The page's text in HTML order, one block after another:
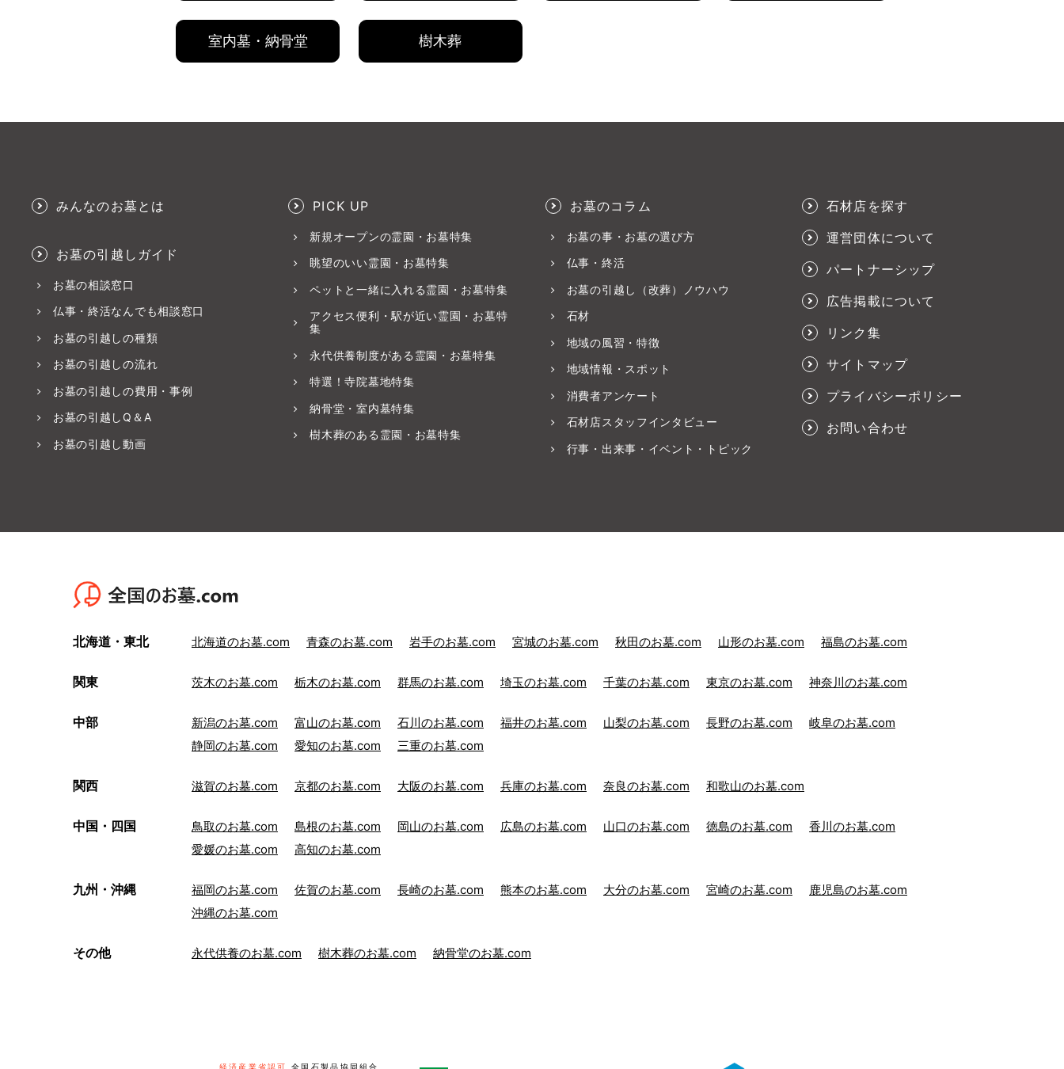
室内墓・納骨堂 樹木葬
みんなのお墓とは
お墓の引越しガイド
お墓の相談窓口
仏事・終活なんでも相談窓口
お墓の引越しの種類
お墓の引越しの流れ
お墓の引越しの費用・事例
お墓の引越しQ＆A
お墓の引越し動画
PICK UP
新規オープンの霊園・お墓特集
眺望のいい霊園・お墓特集
ペットと一緒に入れる霊園・お墓特集
アクセス便利・駅が近い霊園・お墓特
集
永代供養制度がある霊園・お墓特集
特選！寺院墓地特集
納骨堂・室内墓特集
樹木葬のある霊園・お墓特集
お墓のコラム
お墓の事・お墓の選び方
仏事・終活
お墓の引越し（改葬）ノウハウ
石材
地域の風習・特徴
地域情報・スポット
消費者アンケート
石材店スタッフインタビュー
行事・出来事・イベント・トピック
石材店を探す
運営団体について
パートナーシップ
広告掲載について
リンク集
サイトマップ
プライバシーポリシー
お問い合わせ
北海道・東北 北海道のお墓.com 青森のお墓.com 岩手のお墓.com 宮城のお墓.com 秋田のお墓.com 山形のお墓.com 福島のお墓.com
関東 茨木のお墓.com 栃木のお墓.com 群馬のお墓.com 埼玉のお墓.com 千葉のお墓.com 東京のお墓.com 神奈川のお墓.com
中部 新潟のお墓.com 富山のお墓.com 石川のお墓.com 福井のお墓.com 山梨のお墓.com 長野のお墓.com
岐阜のお墓.com
静岡のお墓.com
愛知のお墓.com 三重のお墓.com
関西 滋賀のお墓.com 京都のお墓.com 大阪のお墓.com 兵庫のお墓.com 奈良のお墓.com 和歌山のお墓.com
中国・四国 鳥取のお墓.com 島根のお墓.com 岡山のお墓.com 広島のお墓.com 山口のお墓.com 徳島のお墓.com
香川のお墓.com
愛媛のお墓.com
高知のお墓.com
九州・沖縄 福岡のお墓.com 佐賀のお墓.com 長崎のお墓.com 熊本のお墓.com 大分のお墓.com 宮崎のお墓.com
鹿児島のお墓.com
沖縄のお墓.com
その他 永代供養のお墓.com 樹木葬のお墓.com 納骨堂のお墓.com